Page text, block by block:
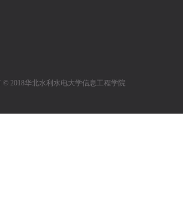
© 2018华北水利水电大学信息工程学院